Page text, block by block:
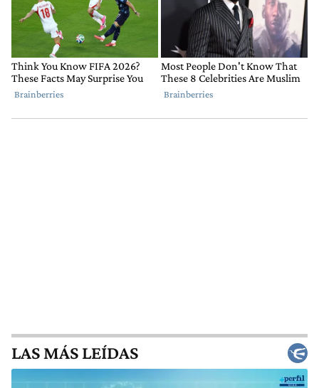
LAS MÁS LEÍDAS